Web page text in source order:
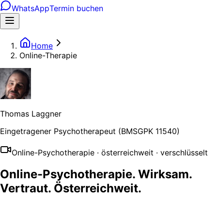
WhatsAppTermin buchen
Home
Online-Therapie
Thomas Laggner
Eingetragener Psychotherapeut (BMSGPK 11540)
Online-Psychotherapie · österreichweit · verschlüsselt
Online-Psychotherapie. Wirksam.
Vertraut. Österreichweit.